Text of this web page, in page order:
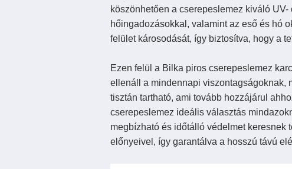
köszönhetően a cserepeslemez kiváló
hőingadozásokkal, valamint az eső és hó
felület károsodását, így biztosítva, hogy a
Ezen felül a Bilka piros cserepeslemez
ellenáll a mindennapi viszontagságoknak,
tisztán tartható, ami tovább hozzájárul
cserepeslemez ideális választás
megbízható és időtálló védelmet keresnek
előnyeivel, így garantálva a hosszú távú